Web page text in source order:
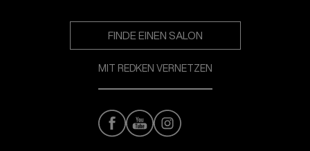
FINDE EINEN SALON
MIT REDKEN VERNETZEN